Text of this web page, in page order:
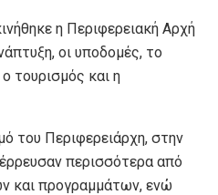
η Περιφερειακή Αρχή
οι υποδομές, το
τουρισμός και η
του Περιφερειάρχη, στην
περισσότερα από
και προγραμμάτων, ενώ